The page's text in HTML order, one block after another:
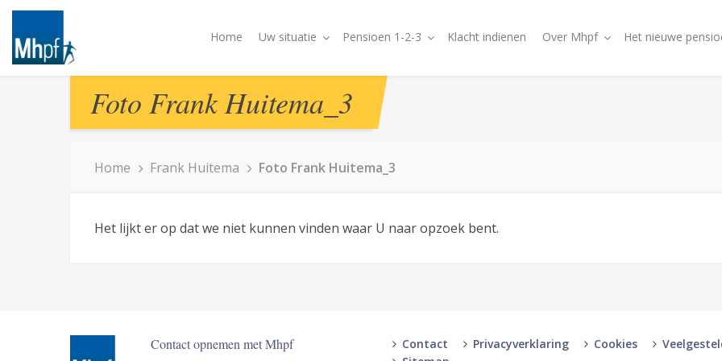
Home Uw situatie Pensioen 1-2-3 Klacht indienen Over Mhpf Het nieuwe
Foto Frank Huitema_3
Home Frank Huitema Foto Frank Huitema_3
Het lijkt er op dat we niet kunnen vinden waar U naar opzoek bent.
Contact opnemen met Mhpf Contact Privacyverklaring Cookies